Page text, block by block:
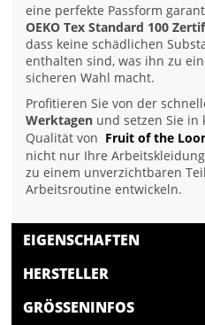
eine perfekte Passform
OEKO Tex Standard 100
dass keine schädlichen
enthalten sind, was ihn zu
sicheren Wahl macht.
Profitieren Sie von der
Werktagen und setzen Sie in
Qualität von Fruit of the
nicht nur Ihre
zu einem unverzichtbaren
Arbeitsroutine entwickeln.
EIGENSCHAFTEN
HERSTELLER
GRÖSSENINFOS